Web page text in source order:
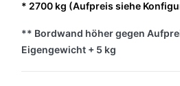
* 2700 kg (Aufpreis siehe
** Bordwand höher gegen
Eigengewicht + 5 kg